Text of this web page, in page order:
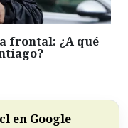
frontal: ¿A qué
en Google